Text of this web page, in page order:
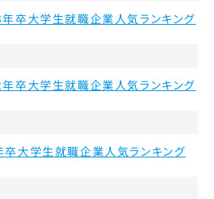
年卒大学生就職企業人気ランキング
年卒大学生就職企業人気ランキング
卒大学生就職企業人気ランキング